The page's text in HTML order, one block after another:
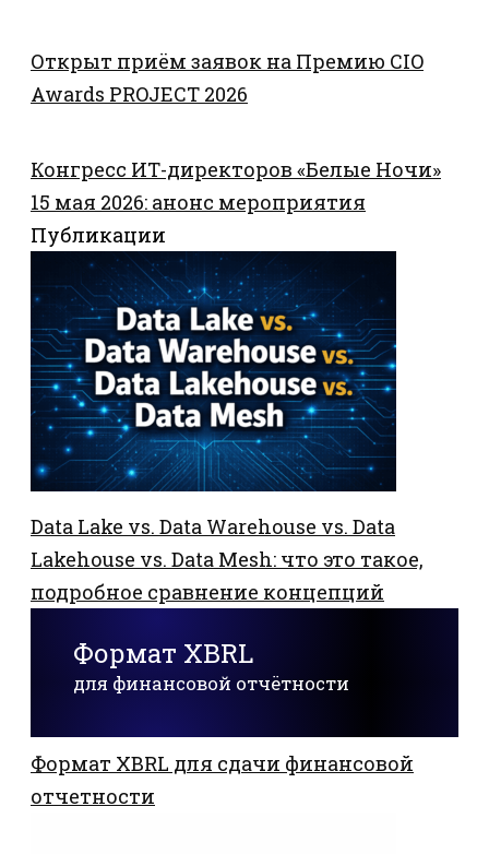
Открыт приём заявок на Премию CIO
Awards PROJECT 2026
Конгресс ИТ-директоров «Белые Ночи»
15 мая 2026: анонс мероприятия
Публикации
Data Lake vs. Data Warehouse vs. Data
Lakehouse vs. Data Mesh: что это такое,
подробное сравнение концепций
Формат XBRL
для финансовой отчётности
Формат XBRL для сдачи финансовой
отчетности